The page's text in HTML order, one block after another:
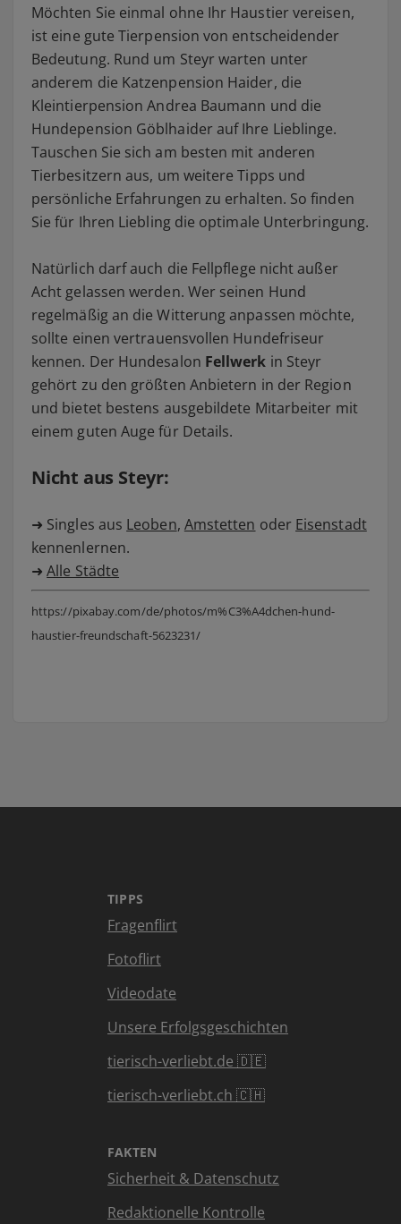
Möchten Sie einmal ohne Ihr Haustier vereisen,
ist eine gute Tierpension von entscheidender
Bedeutung. Rund um Steyr warten unter
anderem die Katzenpension Haider, die
Kleintierpension Andrea Baumann und die
Hundepension Göblhaider auf Ihre Lieblinge.
Tauschen Sie sich am besten mit anderen
Tierbesitzern aus, um weitere Tipps und
persönliche Erfahrungen zu erhalten. So finden
Sie für Ihren Liebling die optimale Unterbringung.
Natürlich darf auch die Fellpflege nicht außer
Acht gelassen werden. Wer seinen Hund
regelmäßig an die Witterung anpassen möchte,
sollte einen vertrauensvollen Hundefriseur
kennen. Der Hundesalon Fellwerk in Steyr
gehört zu den größten Anbietern in der Region
und bietet bestens ausgebildete Mitarbeiter mit
einem guten Auge für Details.
Nicht aus Steyr:
➜ Singles aus Leoben, Amstetten oder Eisenstadt
kennenlernen.
➜Alle Städte
https://pixabay.com/de/photos/m%C3%A4dchen-hund-
haustier-freundschaft-5623231/
TIPPS
Fragenflirt
Fotoflirt
Videodate
Unsere Erfolgsgeschichten
tierisch-verliebt.de 🇩🇪
tierisch-verliebt.ch 🇨🇭
FAKTEN
Sicherheit & Datenschutz
Redaktionelle Kontrolle